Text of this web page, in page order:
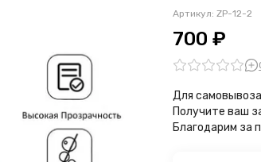
Артикул: ZP-12-2
700 ₽
Для
Получите ваш
Благодарим за